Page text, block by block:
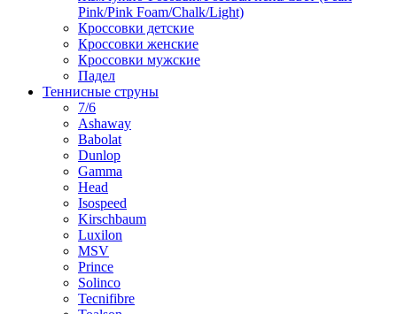
Pink/Pink Foam/Chalk/Light)
Кроссовки детские
Кроссовки женские
Кроссовки мужские
Падел
Теннисные струны
7/6
Ashaway
Babolat
Dunlop
Gamma
Head
Isospeed
Kirschbaum
Luxilon
MSV
Prince
Solinco
Tecnifibre